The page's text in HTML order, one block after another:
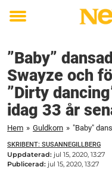
Toggle
”Baby”
Swayze och
”Dirty
idag 33 år
Hem » Guldkorn »
SKRIBENT: SUSANNEGILLBERG
Uppdaterad: jul 15, 2020, 13:27
Publicerad: jul 15, 2020, 13:27